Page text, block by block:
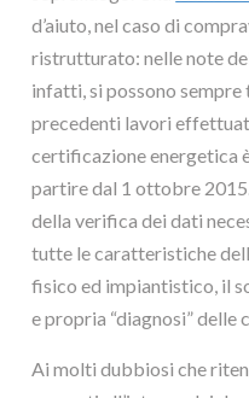
d’aiuto, nel caso di
ristrutturato: nelle note
infatti, si possono
precedenti lavori
certificazione energetica
partire dal 1 ottobre
della verifica dei dati
tutte le caratteristiche
fisico ed impiantistico, il
e propria “diagnosi” delle
Ai molti dubbiosi che